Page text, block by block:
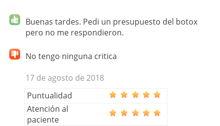
Buenas tardes. Pedi un presupuesto del botox
pero no me respondieron.
No tengo ninguna critica
17 de agosto de 2018
Puntualidad
Atención al
paciente